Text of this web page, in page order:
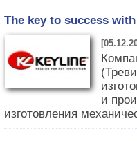
The key to success
и
изготовления